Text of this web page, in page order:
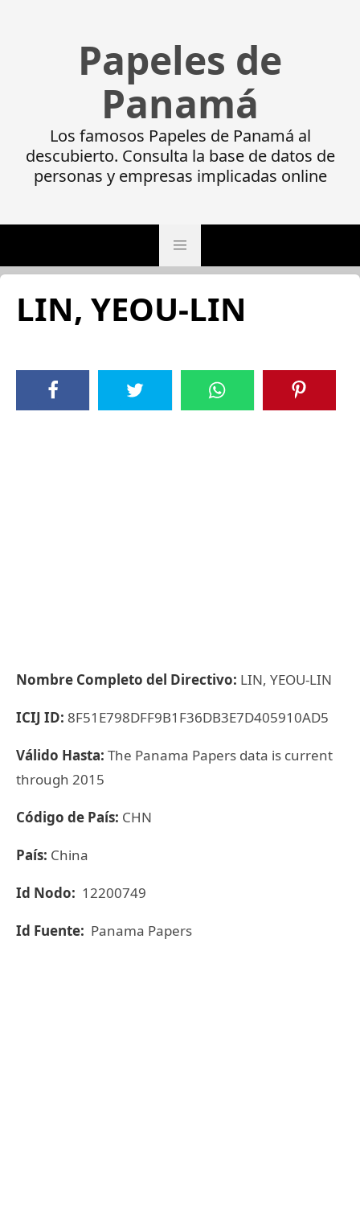
Papeles de
Panamá
Los famosos Papeles de Panamá al
descubierto. Consulta la base de datos de
personas y empresas implicadas online
LIN, YEOU-LIN
Nombre Completo del Directivo: LIN, YEOU-LIN
ICIJ ID: 8F51E798DFF9B1F36DB3E7D405910AD5
Válido Hasta: The Panama Papers data is current
through 2015
Código de País: CHN
País: China
Id Nodo: 12200749
Id Fuente: Panama Papers